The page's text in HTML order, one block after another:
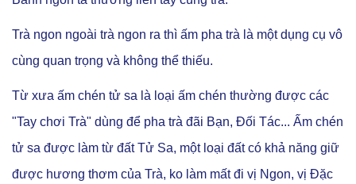
Trà ngon ngoài trà ngon ra thì ấm pha trà là một dụng cụ vô
cùng quan trọng và không thể thiếu.
Từ xưa ấm chén tử sa là loại ấm chén thường được các
"Tay chơi Trà" dùng để pha trà đãi Bạn, Đối Tác... Ấm chén
tử sa được làm từ đất Tử Sa, một loại đất có khả năng giữ
được hương thơm của Trà, ko làm mất đi vị Ngon, vị Đặc